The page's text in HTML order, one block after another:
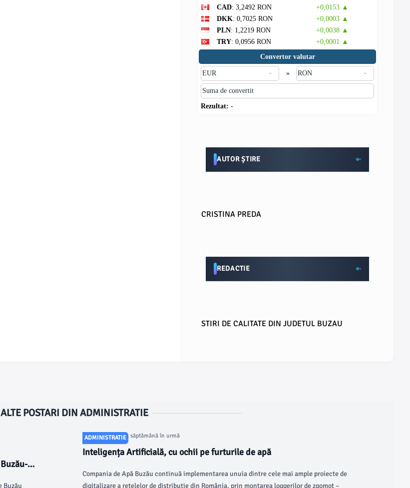
CAD: 3,2492 RON
+0,0153 ▲
DKK: 0,7025 RON
+0,0003 ▲
PLN: 1,2219 RON
+0,0038 ▲
TRY: 0,0956 RON
+0,0001 ▲
Convertor valutar
»
Rezultat: -
AUTOR ȘTIRE
CRISTINA PREDA
REDACTIE
STIRI DE CALITATE DIN JUDETUL BUZAU
ALTE POSTARI DIN ADMINISTRATIE
Buzău
ADMINISTRATIE
Articol postat cu 1 săptămână în urmă
Inteligența Artificială, cu ochii pe furturile de apă
Compania de Apă Buzău continuă implementarea unuia dintre cele mai ample proiecte de
digitalizare a rețelelor de distribuție din România, prin montarea loggerilor de zgomot –